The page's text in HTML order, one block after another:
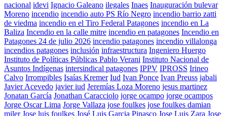
nacional idevi Ignacio Galeano ilegales Inaes Inauguración bulevar
Moreno incendio incendio auto PS Río Negro incendio barrio zatti
de viedma incendio en el Tiro Federal Patagones incendio en La
Baliza Incendio en la calle mitre incendio en patagones Incendio en
Patagones 24 de julio 2026 incendio patagones incendio villalonga
incendios patagones inclusión infraestructura Ingeniero Huergo
Instituto de Políticas Públicas Pablo Verani Instituto Nacional de
Asuntos Indígenas intersindical patagones IPPV IPROSS Irineo
Calvo Irrompibles Isaías Kremer Iud Ivan Ponce Ivan Preuss jabali
Javier Acevedo javier iud Jeremías Loza Moreno jesus martinez
Jonatan García Jonathan Caracciolo jorge ocampo jorge ocampos
Jorge Oscar Lima Jorge Vallaza jose foulkes jose foulkes damian
miler Jose luis foulkes José Luis Garcia Pinasco Jose Luis Zara Jose